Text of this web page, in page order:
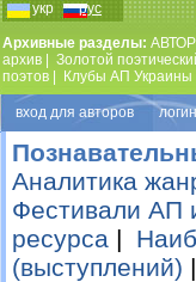
укр рус
Архивные разделы:
архив
Золотой
поэтов
Клубы АП Украины
вход для авторов
Аналитика
Фестивали АП
ресурса |
(выступлений)